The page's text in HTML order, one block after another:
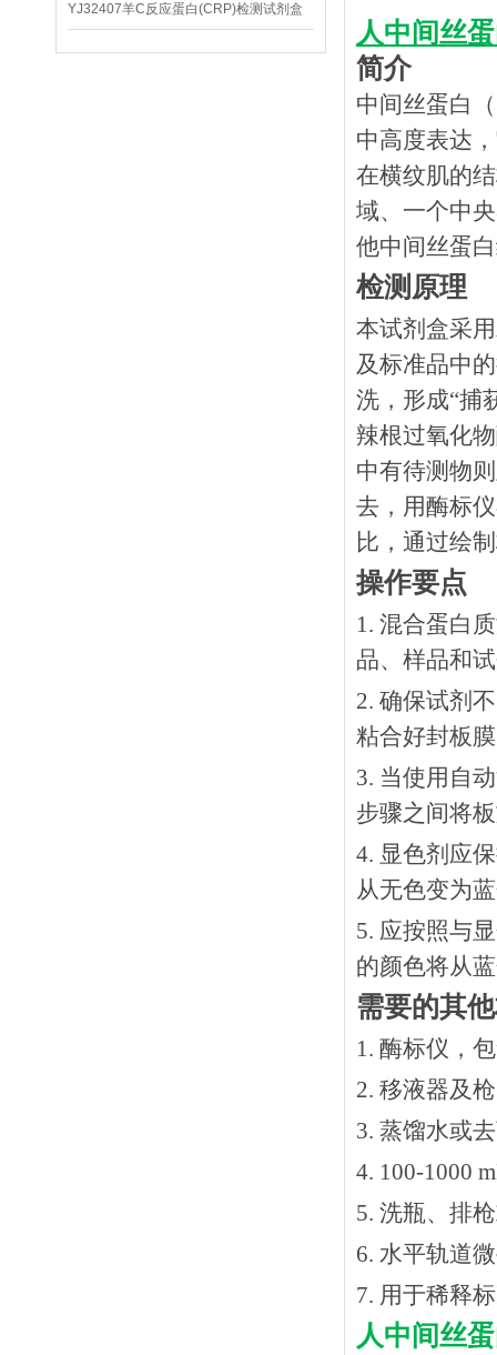
YJ32407羊C反应蛋白(CRP)检测试剂盒
人中间丝
简介
中间丝蛋白
中高度表达
在横纹肌的
域、一个中
他中间丝蛋
检测原理
本试剂盒采
及标准品中
洗，形成“捕
辣根过氧化
中有待测物
去，用酶标
比，通过绘
操作要点
1. 混合蛋白
品、样品和
2. 确保试剂
粘合好封板
3. 当使用自
步骤之间将
4. 显色剂应
从无色变为
5. 应按照与
的颜色将从
需要的其
1. 酶标仪，
2. 移液器及
3. 蒸馏水或
4. 100-1000
5. 洗瓶、排
6. 水平轨道
7. 用于稀释
人中间丝